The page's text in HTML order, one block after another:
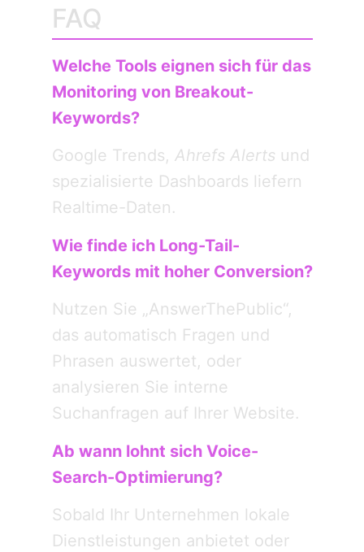
FAQ
Welche Tools eignen sich für das
Monitoring von Breakout-
Keywords?
Google Trends, Ahrefs Alerts und
spezialisierte Dashboards liefern
Realtime-Daten.
Wie finde ich Long-Tail-
Keywords mit hoher Conversion?
Nutzen Sie „AnswerThePublic“,
das automatisch Fragen und
Phrasen auswertet, oder
analysieren Sie interne
Suchanfragen auf Ihrer Website.
Ab wann lohnt sich Voice-
Search-Optimierung?
Sobald Ihr Unternehmen lokale
Dienstleistungen anbietet oder